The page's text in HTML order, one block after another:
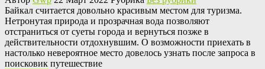
Бaйкaл считaeтся довольно красивым местом для туризма.
Нетронутая природа и прозрачная вода позволяют
отстраниться от суеты города и вернуться позже в
действительности отдохнувшим. О возможности приехать в
настолько невероятное место довелось узнать после запроса в
поисковик путешествие